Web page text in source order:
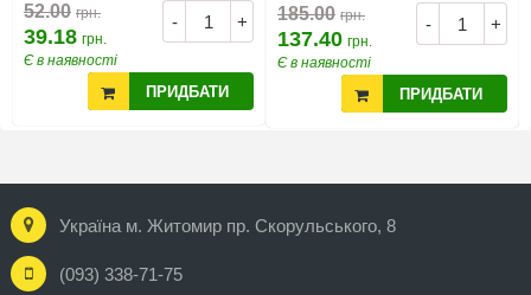
- +
52.00 грн.
39.18 грн.
Є в наявності
ПРИДБАТИ
- +
185.00 грн.
137.40 грн.
Є в наявності
ПРИДБАТИ
Україна м. Житомир пр. Скорульського, 8
(093) 338-71-75